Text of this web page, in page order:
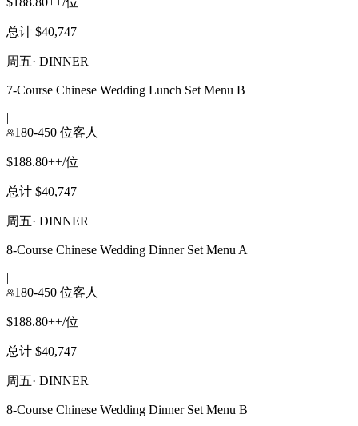
总计 $40,747
周五· DINNER
7-Course Chinese Wedding Lunch Set Menu B
|
180-450 位客人
$188.80++/位
总计 $40,747
周五· DINNER
8-Course Chinese Wedding Dinner Set Menu A
|
180-450 位客人
$188.80++/位
总计 $40,747
周五· DINNER
8-Course Chinese Wedding Dinner Set Menu B